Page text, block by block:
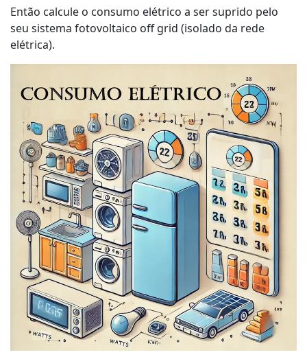
Então calcule o consumo elétrico a ser suprido pelo
seu sistema fotovoltaico off grid (isolado da rede
elétrica).